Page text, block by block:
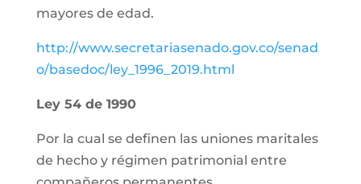
mayores de edad.
http://www.secretariasenado.gov.co/senad
o/basedoc/ley_1996_2019.html
Ley 54 de 1990
Por la cual se definen las uniones maritales
de hecho y régimen patrimonial entre